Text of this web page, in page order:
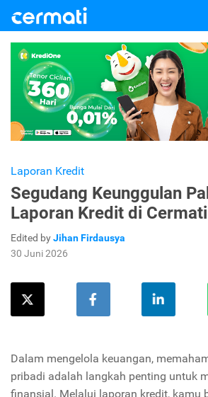
Laporan Kredit
Segudang Keunggulan
Laporan Kredit di Cermati
Edited byJihan Firdausya
30 Juni 2026
Dalam mengelola keuangan,
pribadi adalah langkah penting untuk
finansial. Melalui laporan kredit, kamu